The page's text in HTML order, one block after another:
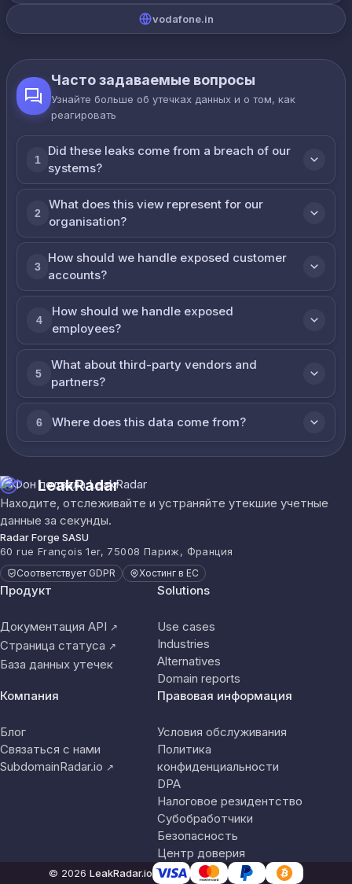
vodafone.in
Часто задаваемые вопросы
Узнайте больше об утечках данных и о том, как
реагировать
1
Did these leaks come from a breach of our
systems?
2
What does this view represent for our
organisation?
3
How should we handle exposed customer
accounts?
4
How should we handle exposed
employees?
5
What about third-party vendors and
partners?
6 Where does this data come from?
LeakRadar
Находите, отслеживайте и устраняйте утекшие учетные
данные за секунды.
Radar Forge SASU
60 rue François 1er, 75008 Париж, Франция
Соответствует GDPR Хостинг в ЕС
Продукт
Документация API ↗
Страница статуса ↗
База данных утечек
Solutions
Use cases
Industries
Alternatives
Domain reports
Компания
Блог
Связаться с нами
SubdomainRadar.io ↗
Правовая информация
Условия обслуживания
Политика
конфиденциальности
DPA
Налоговое резидентство
Субобработчики
Безопасность
Центр доверия
© 2026 LeakRadar.io